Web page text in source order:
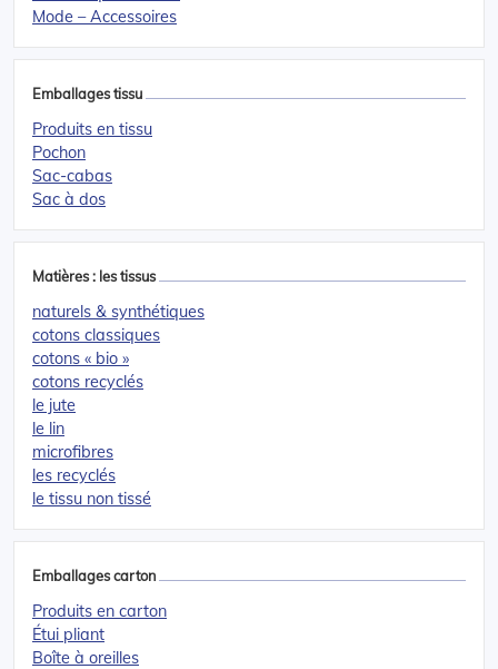
Mode – Accessoires
Emballages tissu
Produits en tissu
Pochon
Sac-cabas
Sac à dos
Matières : les tissus
naturels & synthétiques
cotons classiques
cotons « bio »
cotons recyclés
le jute
le lin
microfibres
les recyclés
le tissu non tissé
Emballages carton
Produits en carton
Étui pliant
Boîte à oreilles